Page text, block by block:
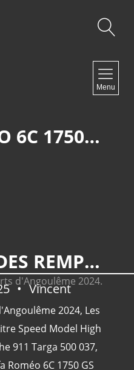
Menu
ALFA ROMEO 6C 1750 GS SPIDER ZAGATO 10814397
LE CIRCUIT DES REMPARTS D'ANGOULÊME 2024.
Vincent
2024, Les
Speed ​​Model High
911 Targa 500 037,
Roméo 6C 1750 GS